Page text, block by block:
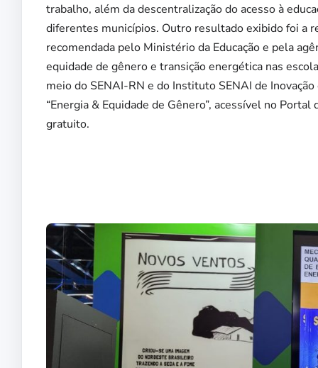
trabalho, além da descentralização do acesso à
diferentes municípios. Outro resultado exibido foi a
recomendada pelo Ministério da Educação e pela
equidade de gênero e transição energética nas
meio do SENAI-RN e do Instituto SENAI de
“Energia & Equidade de Gênero”, acessível no
gratuito.